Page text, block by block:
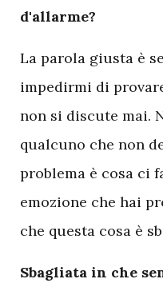
d'allarme?
La parola giusta è
impedirmi di
non si discute mai.
qualcuno che non
problema è cosa ci
emozione che hai
che questa cosa è
Sbagliata in che